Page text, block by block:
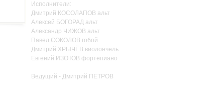
Исполнители:
Дмитрий КОСОЛАПОВ альт
Алексей БОГОРАД альт
Александр ЧИЖОВ альт
Павел СОКОЛОВ гобой
Дмитрий ХРЫЧЁВ виолончель
Евгений ИЗОТОВ фортепиано
Ведущий - Дмитрий ПЕТРОВ